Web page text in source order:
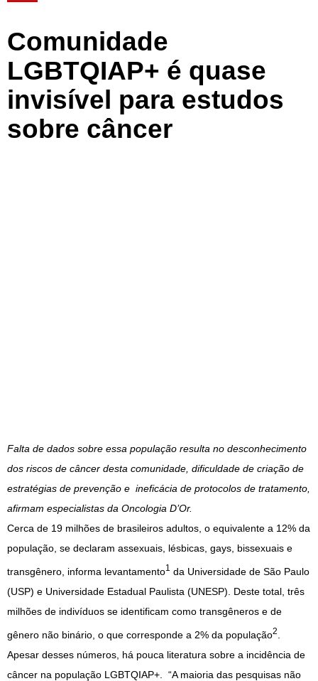
Comunidade
LGBTQIAP+ é quase
invisível para estudos
sobre câncer
Falta de dados sobre essa população resulta no desconhecimento
dos riscos de câncer desta comunidade, dificuldade de criação de
estratégias de prevenção e ineficácia de protocolos de tratamento,
afirmam especialistas da Oncologia D’Or.
Cerca de 19 milhões de brasileiros adultos, o equivalente a 12% da
população, se declaram assexuais, lésbicas, gays, bissexuais e
transgênero, informa levantamento1
da Universidade de São Paulo
(USP) e Universidade Estadual Paulista (UNESP). Deste total, três
milhões de indivíduos se identificam como transgêneros e de
gênero não binário, o que corresponde a 2% da população2
Apesar desses números, há pouca literatura sobre a incidência de
câncer na população LGBTQIAP+. “A maioria das pesquisas não